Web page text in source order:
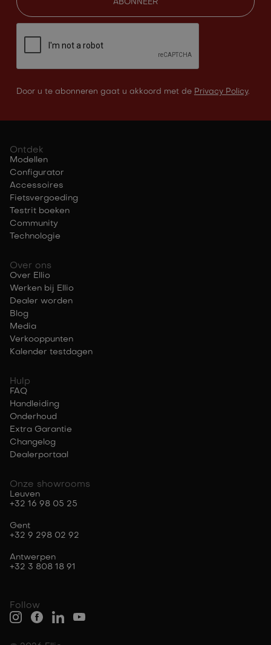
Door u te abonneren gaat u akkoord met de Privacy Policy.
Follow
Ontdek
Modellen
Configurator
Accessoires
Fietsvergoeding
Testrit boeken
Community
Technologie
Over ons
Over Ellio
Werken bij Ellio
Dealer worden
Blog
Media
Verkooppunten
Kalender testdagen
Hulp
FAQ
Handleiding
Onderhoud
Extra Garantie
Changelog
Dealerportaal
Onze showrooms
Leuven
+32 16 98 05 25
Gent
+32 9 298 02 92
Antwerpen
+32 3 808 18 91